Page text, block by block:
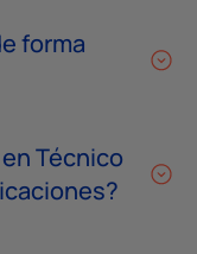
forma
Técnico